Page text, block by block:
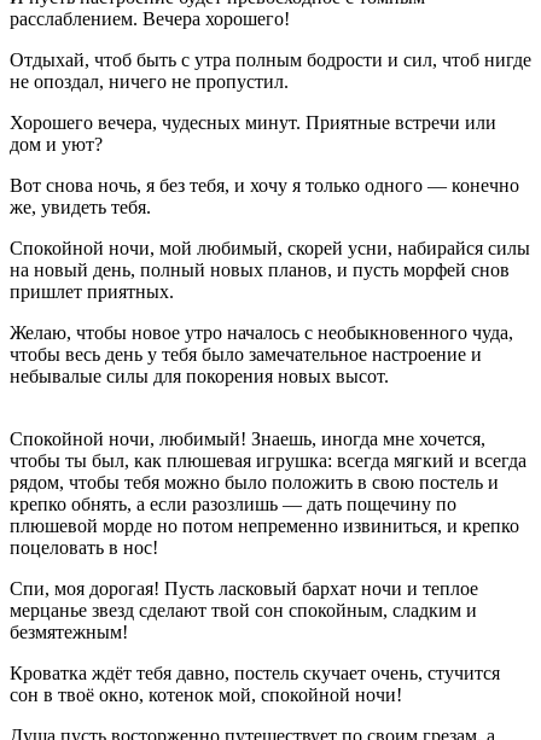
расслаблением. Вечера хорошего!
Отдыхай, чтоб быть с утра полным бодрости и сил, чтоб нигде
не опоздал, ничего не пропустил.
Хорошего вечера, чудесных минут. Приятные встречи или
дом и уют?
Вот снова ночь, я без тебя, и хочу я только одного — конечно
же, увидеть тебя.
Спокойной ночи, мой любимый, скорей усни, набирайся силы
на новый день, полный новых планов, и пусть морфей снов
пришлет приятных.
Желаю, чтобы новое утро началось с необыкновенного чуда,
чтобы весь день у тебя было замечательное настроение и
небывалые силы для покорения новых высот.
Спокойной ночи, любимый! Знаешь, иногда мне хочется,
чтобы ты был, как плюшевая игрушка: всегда мягкий и всегда
рядом, чтобы тебя можно было положить в свою постель и
крепко обнять, а если разозлишь — дать пощечину по
плюшевой морде но потом непременно извиниться, и крепко
поцеловать в нос!
Спи, моя дорогая! Пусть ласковый бархат ночи и теплое
мерцанье звезд сделают твой сон спокойным, сладким и
безмятежным!
Кроватка ждёт тебя давно, постель скучает очень, стучится
сон в твоё окно, котенок мой, спокойной ночи!